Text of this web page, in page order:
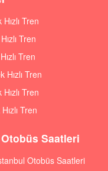
Tren
Tren
Tren
Hızlı Tren
Tren
Tren
Otobüs Saatleri
Otobüs Saatleri